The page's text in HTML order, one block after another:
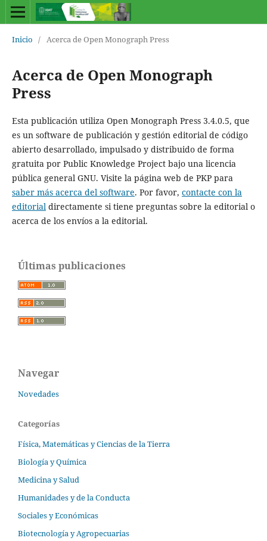
Inicio / Acerca de Open Monograph Press
Acerca de Open Monograph
Press
Esta publicación utiliza Open Monograph Press 3.4.0.5, que
es un software de publicación y gestión editorial de código
abierto desarrollado, impulsado y distribuido de forma
gratuita por Public Knowledge Project bajo una licencia
pública general GNU. Visite la página web de PKP para
saber más acerca del software. Por favor, contacte con la
editorialdirectamente si tiene preguntas sobre la editorial o
acerca de los envíos a la editorial.
Últimas publicaciones
Navegar
Novedades
Categorías
Física, Matemáticas y Ciencias de la Tierra
Biología y Química
Medicina y Salud
Humanidades y de la Conducta
Sociales y Económicas
Biotecnología y Agropecuarias